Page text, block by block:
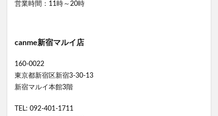
営業時間：11時～20時
canme新宿マルイ店
160-0022
東京都新宿区新宿3-30-13
新宿マルイ本館3階
TEL: 092-401-1711